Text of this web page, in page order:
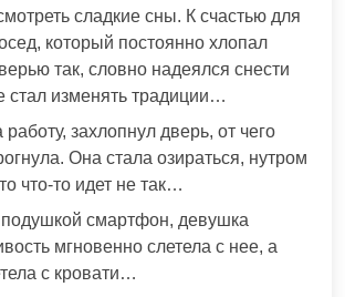
сладкие сны. К счастью для
который постоянно хлопал
так, словно надеялся снести
стал изменять традиции…
захлопнул дверь, от чего
Она стала озираться, нутром
что-то идет не так…
смартфон, девушка
мгновенно слетела с нее, а
с кровати…